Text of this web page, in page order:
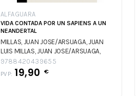
ALFAGUARA
VIDA CONTADA POR UN SAPIENS A UN
NEANDERTAL
MILLAS, JUAN JOSE/ARSUAGA, JUAN
LUIS MILLAS, JUAN JOSE/ARSUAGA,
JUAN LUIS
9788420439655
PVP: 19,90 €